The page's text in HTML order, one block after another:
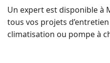
Un expert est disponible à
tous vos projets
climatisation ou pompe à